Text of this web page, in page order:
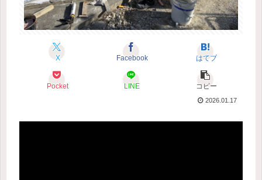
X Facebook はてブ
Pocket LINE コピー
2026.01.17